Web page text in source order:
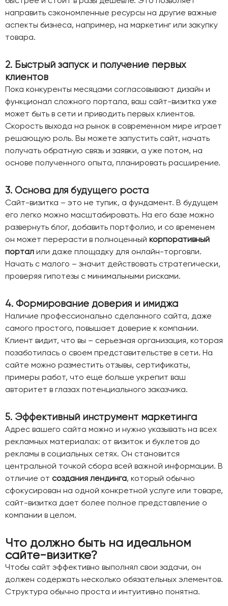
направить сэкономленные ресурсы на другие важные
аспекты бизнеса, например, на маркетинг или закупку
товара.
2. Быстрый запуск и получение первых
клиентов
Пока конкуренты месяцами согласовывают дизайн и
функционал сложного портала, ваш сайт-визитка уже
может быть в сети и приводить первых клиентов.
Скорость выхода на рынок в современном мире играет
решающую роль. Вы можете запустить сайт, начать
получать обратную связь и заявки, а уже потом, на
основе полученного опыта, планировать расширение.
3. Основа для будущего роста
Сайт-визитка – это не тупик, а фундамент. В будущем
его легко можно масштабировать. На его базе можно
развернуть блог, добавить портфолио, и со временем
он может перерасти в полноценный корпоративный
портал или даже площадку для онлайн-торговли.
Начать с малого – значит действовать стратегически,
проверяя гипотезы с минимальными рисками.
4. Формирование доверия и имиджа
Наличие профессионально сделанного сайта, даже
самого простого, повышает доверие к компании.
Клиент видит, что вы – серьезная организация, которая
позаботилась о своем представительстве в сети. На
сайте можно разместить отзывы, сертификаты,
примеры работ, что еще больше укрепит ваш
авторитет в глазах потенциального заказчика.
5. Эффективный инструмент маркетинга
Адрес вашего сайта можно и нужно указывать на всех
рекламных материалах: от визиток и буклетов до
рекламы в социальных сетях. Он становится
центральной точкой сбора всей важной информации. В
отличие от создания лендинга, который обычно
сфокусирован на одной конкретной услуге или товаре,
сайт-визитка дает более полное представление о
компании в целом.
Что должно быть на идеальном
сайте-визитке?
Чтобы сайт эффективно выполнял свои задачи, он
должен содержать несколько обязательных элементов.
Структура обычно проста и интуитивно понятна.